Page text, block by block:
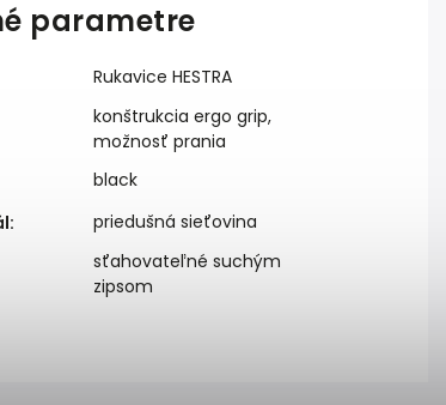
parametre
Rukavice HESTRA
konštrukcia ergo grip,
možnosť prania
black
: priedušná sieťovina
sťahovateľné suchým
zipsom